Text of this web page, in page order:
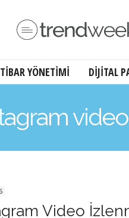
YÖNETİMİ DİJİTAL
Video